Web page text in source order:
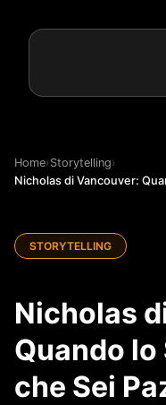
Home›Storytelling›
Nicholas di Vancouver:
STORYTELLING
Nicholas
Quando
che Sei